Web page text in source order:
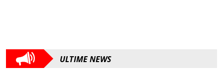
ULTIME NEWS